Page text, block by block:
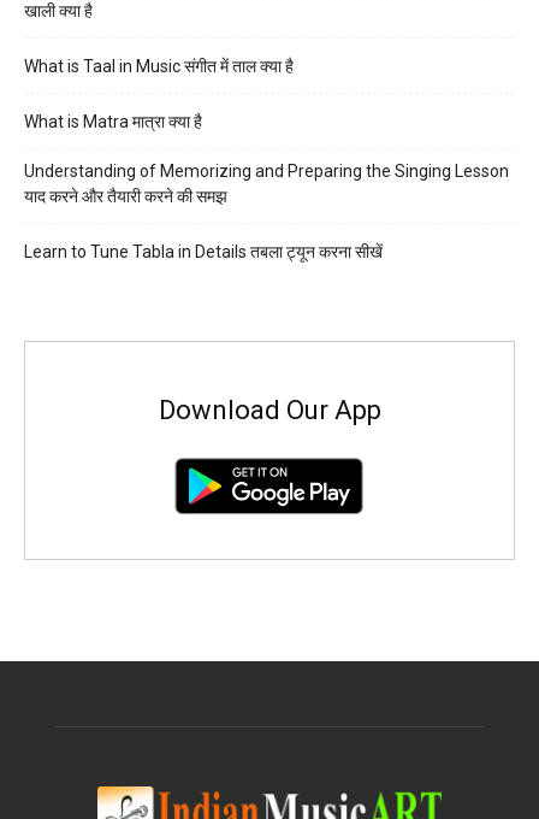
खाली क्या है
What is Taal in Music संगीत में ताल क्या है
What is Matra मात्रा क्या है
Understanding of Memorizing and Preparing the Singing Lesson
याद करने और तैयारी करने की समझ
Learn to Tune Tabla in Details तबला ट्यून करना सीखें
Download Our App